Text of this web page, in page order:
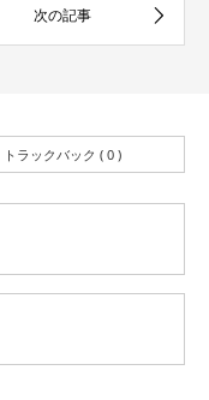
トラックバック ( 0 )